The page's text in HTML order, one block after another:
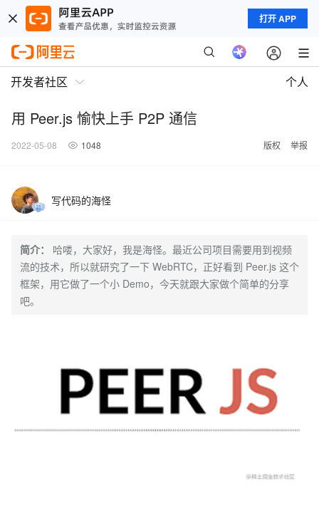
打开 APP
开发者社区 个人
用 Peer.js 愉快上手 P2P 通信
2022-05-08 1048 版权 举报
写代码的海怪
简介：
哈喽，大家好，我是海怪。最近公司项目需要用到视频
流的技术，所以就研究了一下 WebRTC，正好看到 Peer.js 这个
框架，用它做了一个小 Demo，今天就跟大家做个简单的分享
吧。